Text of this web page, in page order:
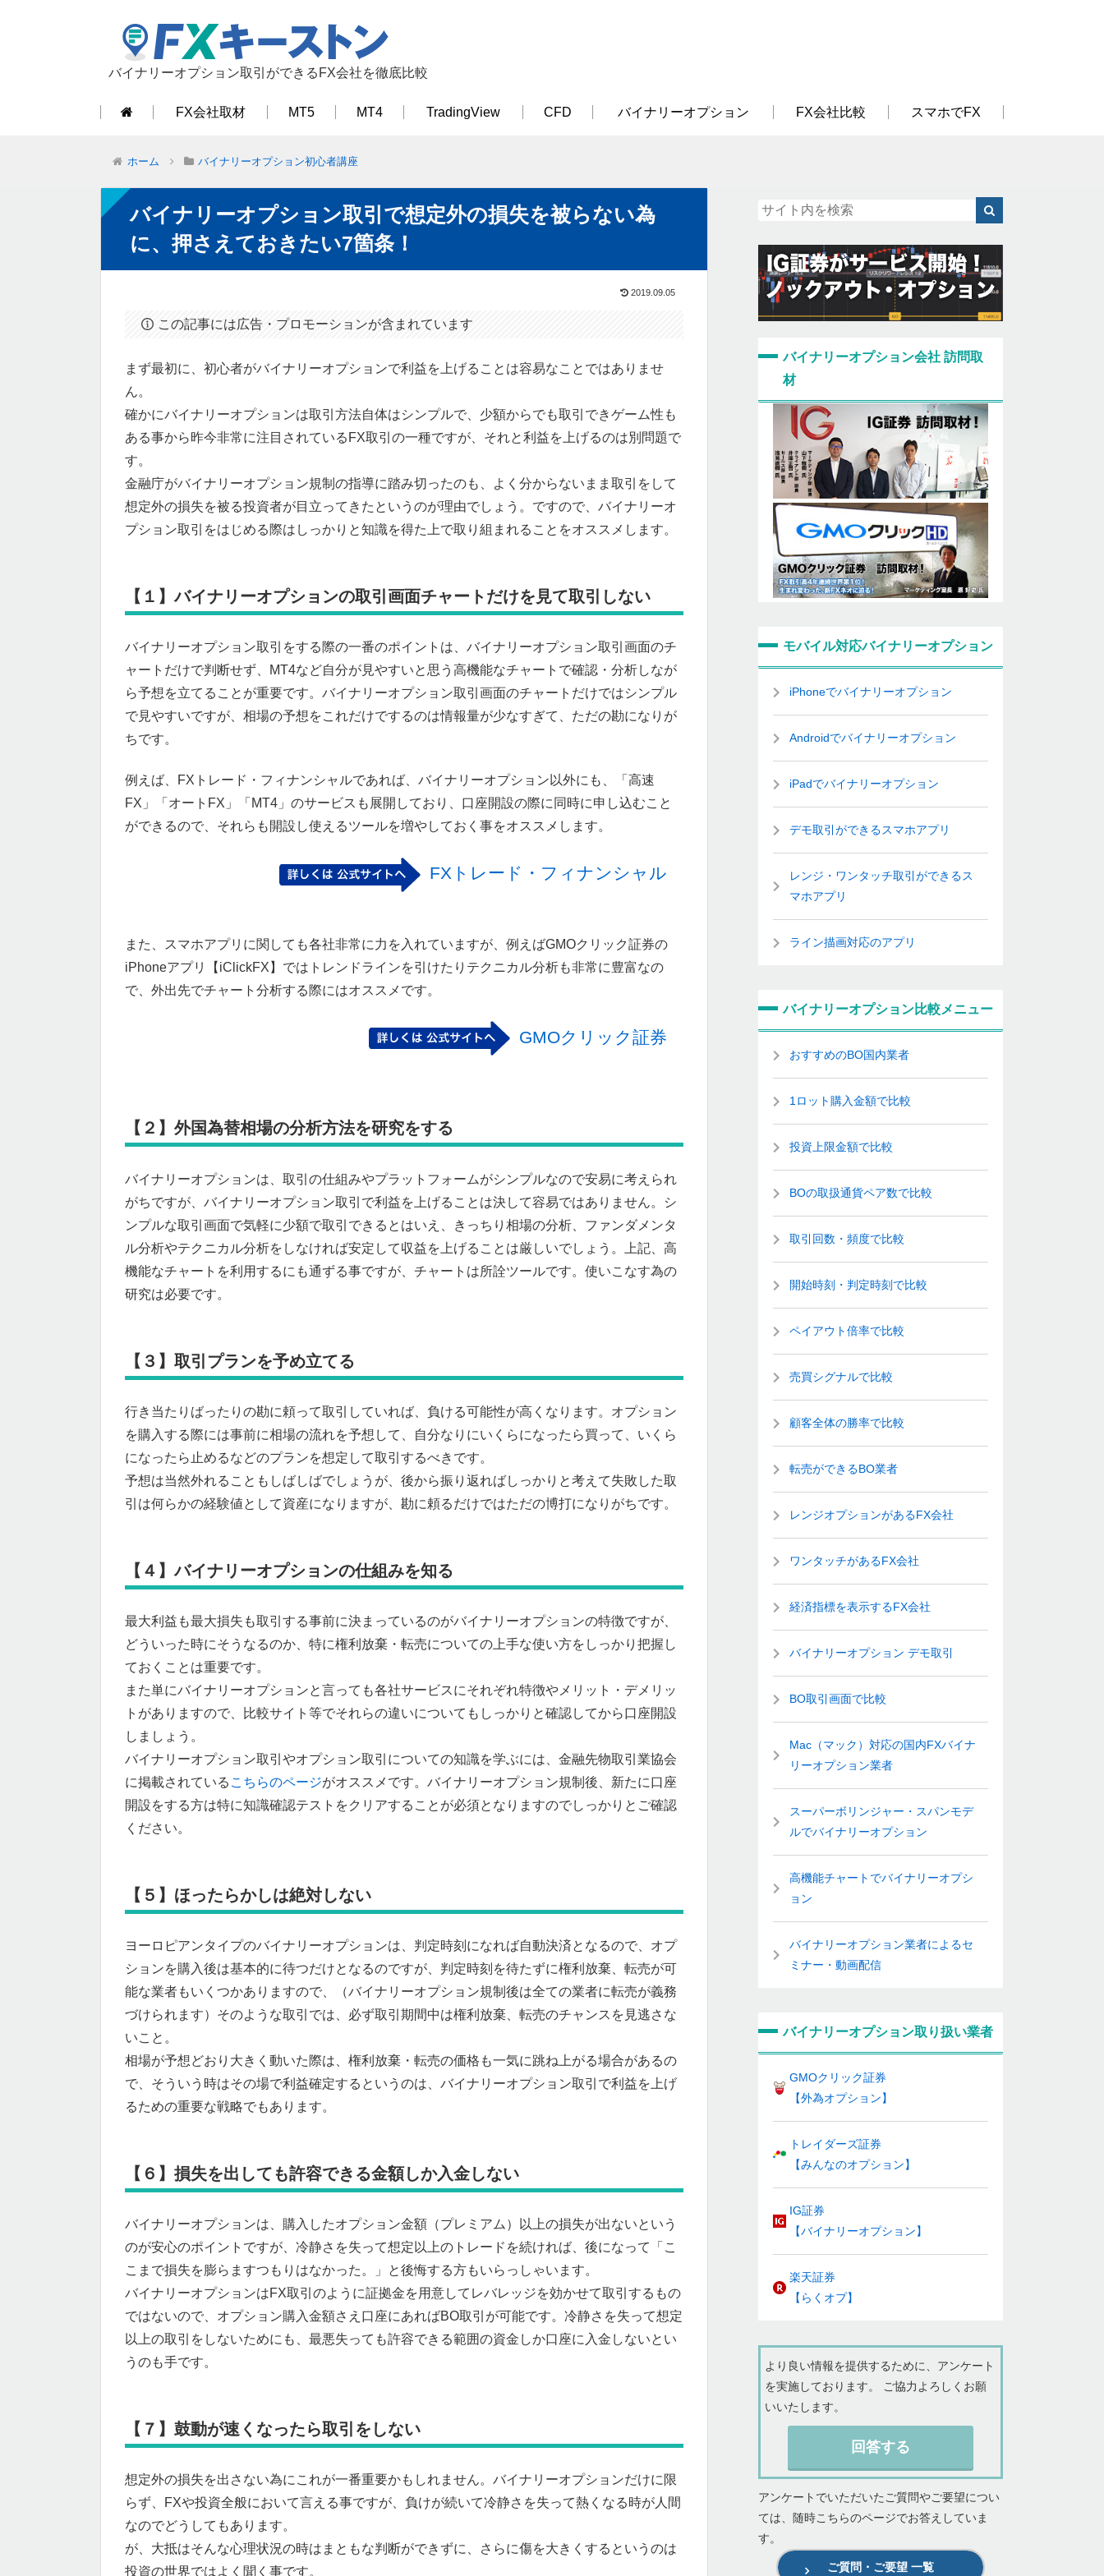
バイナリーオプション取引ができるFX会社を徹底比較
FX会社取材 MT5 MT4 TradingView CFD バイナリーオプション FX会社比較 スマホでFX
ホーム バイナリーオプション初心者講座
バイナリーオプション取引で想定外の損失を被らない為
に、押さえておきたい7箇条！
2019.09.05
この記事には広告・プロモーションが含まれています
まず最初に、初心者がバイナリーオプションで利益を上げることは容易なことではありませ
ん。
確かにバイナリーオプションは取引方法自体はシンプルで、少額からでも取引できゲーム性も
ある事から昨今非常に注目されているFX取引の一種ですが、それと利益を上げるのは別問題で
す。
金融庁がバイナリーオプション規制の指導に踏み切ったのも、よく分からないまま取引をして
想定外の損失を被る投資者が目立ってきたというのが理由でしょう。ですので、バイナリーオ
プション取引をはじめる際はしっかりと知識を得た上で取り組まれることをオススメします。
【１】バイナリーオプションの取引画面チャートだけを見て取引しない
バイナリーオプション取引をする際の一番のポイントは、バイナリーオプション取引画面のチ
ャートだけで判断せず、MT4など自分が見やすいと思う高機能なチャートで確認・分析しなが
ら予想を立てることが重要です。バイナリーオプション取引画面のチャートだけではシンプル
で見やすいですが、相場の予想をこれだけでするのは情報量が少なすぎて、ただの勘になりが
ちです。
例えば、FXトレード・フィナンシャルであれば、バイナリーオプション以外にも、「高速
FX」「オートFX」「MT4」のサービスも展開しており、口座開設の際に同時に申し込むこと
ができるので、それらも開設し使えるツールを増やしておく事をオススメします。
FXトレード・フィナンシャル
また、スマホアプリに関しても各社非常に力を入れていますが、例えばGMOクリック証券の
iPhoneアプリ【iClickFX】ではトレンドラインを引けたりテクニカル分析も非常に豊富なの
で、外出先でチャート分析する際にはオススメです。
GMOクリック証券
【２】外国為替相場の分析方法を研究をする
バイナリーオプションは、取引の仕組みやプラットフォームがシンプルなので安易に考えられ
がちですが、バイナリーオプション取引で利益を上げることは決して容易ではありません。シ
ンプルな取引画面で気軽に少額で取引できるとはいえ、きっちり相場の分析、ファンダメンタ
ル分析やテクニカル分析をしなければ安定して収益を上げることは厳しいでしょう。上記、高
機能なチャートを利用するにも通ずる事ですが、チャートは所詮ツールです。使いこなす為の
研究は必要です。
【３】取引プランを予め立てる
行き当たりばったりの勘に頼って取引していれば、負ける可能性が高くなります。オプション
を購入する際には事前に相場の流れを予想して、自分なりにいくらになったら買って、いくら
になったら止めるなどのプランを想定して取引するべきです。
予想は当然外れることもしばしばでしょうが、後から振り返ればしっかりと考えて失敗した取
引は何らかの経験値として資産になりますが、勘に頼るだけではただの博打になりがちです。
【４】バイナリーオプションの仕組みを知る
最大利益も最大損失も取引する事前に決まっているのがバイナリーオプションの特徴ですが、
どういった時にそうなるのか、特に権利放棄・転売についての上手な使い方をしっかり把握し
ておくことは重要です。
また単にバイナリーオプションと言っても各社サービスにそれぞれ特徴やメリット・デメリッ
トがありますので、比較サイト等でそれらの違いについてもしっかりと確認してから口座開設
しましょう。
バイナリーオプション取引やオプション取引についての知識を学ぶには、金融先物取引業協会
に掲載されている こちらのページがオススメです。バイナリーオプション規制後、新たに口座
開設をする方は特に知識確認テストをクリアすることが必須となりますのでしっかりとご確認
ください。
【５】ほったらかしは絶対しない
ヨーロピアンタイプのバイナリーオプションは、判定時刻になれば自動決済となるので、オプ
ションを購入後は基本的に待つだけとなるのですが、判定時刻を待たずに権利放棄、転売が可
能な業者もいくつかありますので、（バイナリーオプション規制後は全ての業者に転売が義務
づけられます）そのような取引では、必ず取引期間中は権利放棄、転売のチャンスを見逃さな
いこと。
相場が予想どおり大きく動いた際は、権利放棄・転売の価格も一気に跳ね上がる場合があるの
で、そういう時はその場で利益確定するというのは、バイナリーオプション取引で利益を上げ
るための重要な戦略でもあります。
【６】損失を出しても許容できる金額しか入金しない
バイナリーオプションは、購入したオプション金額（プレミアム）以上の損失が出ないという
のが安心のポイントですが、冷静さを失って想定以上のトレードを続ければ、後になって「こ
こまで損失を膨らますつもりはなかった。」と後悔する方もいらっしゃいます。
バイナリーオプションはFX取引のように証拠金を用意してレバレッジを効かせて取引するもの
ではないので、オプション購入金額さえ口座にあればBO取引が可能です。冷静さを失って想定
以上の取引をしないためにも、最悪失っても許容できる範囲の資金しか口座に入金しないとい
うのも手です。
【７】鼓動が速くなったら取引をしない
想定外の損失を出さない為にこれが一番重要かもしれません。バイナリーオプションだけに限
らず、FXや投資全般において言える事ですが、負けが続いて冷静さを失って熱くなる時が人間
なのでどうしてもあります。
が、大抵はそんな心理状況の時はまともな判断ができずに、さらに傷を大きくするというのは
投資の世界ではよく聞く事です。
バイナリーオプション会社 訪問取
材
モバイル対応バイナリーオプション
iPhoneでバイナリーオプション
Androidでバイナリーオプション
iPadでバイナリーオプション
デモ取引ができるスマホアプリ
レンジ・ワンタッチ取引ができるス
マホアプリ
ライン描画対応のアプリ
バイナリーオプション比較メニュー
おすすめのBO国内業者
1ロット購入金額で比較
投資上限金額で比較
BOの取扱通貨ペア数で比較
取引回数・頻度で比較
開始時刻・判定時刻で比較
ペイアウト倍率で比較
売買シグナルで比較
顧客全体の勝率で比較
転売ができるBO業者
レンジオプションがあるFX会社
ワンタッチがあるFX会社
経済指標を表示するFX会社
バイナリーオプション デモ取引
BO取引画面で比較
Mac（マック）対応の国内FXバイナ
リーオプション業者
スーパーボリンジャー・スパンモデ
ルでバイナリーオプション
高機能チャートでバイナリーオプシ
ョン
バイナリーオプション業者によるセ
ミナー・動画配信
バイナリーオプション取り扱い業者
GMOクリック証券
【外為オプション】
トレイダーズ証券
【みんなのオプション】
IG証券
【バイナリーオプション】
楽天証券
【らくオプ】
より良い情報を提供するために、アンケート
を実施しております。 ご協力よろしくお願
いいたします。
回答する
アンケートでいただいたご質問やご要望につい
ては、随時こちらのページでお答えしていま
す。
ご質問・ご要望 一覧